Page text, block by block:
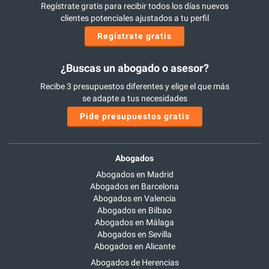
Regístrate gratis para recibir todos los días nuevos
clientes potenciales ajustados a tu perfil
Regístrate gratis
¿Buscas un abogado o asesor?
Recibe 3 presupuestos diferentes y elige el que más
se adapte a tus necesidades
Pide presupuestos gratis
Abogados
Abogados en Madrid
Abogados en Barcelona
Abogados en Valencia
Abogados en Bilbao
Abogados en Málaga
Abogados en Sevilla
Abogados en Alicante
Abogados de Herencias